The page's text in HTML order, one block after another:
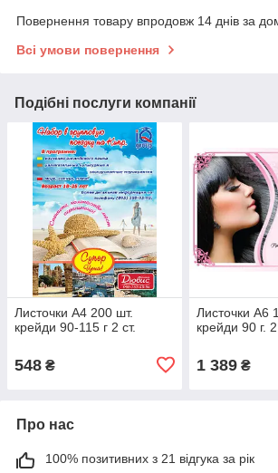
Повернення товару впродовж 14 днів за
Всі умови повернення
Подібні послуги компанії
Листочки А4 200 шт.
крейди 90-115 г 2 ст.
548 ₴
Листочки А6
крейди 90 г. 2
1 389₴
Про нас
100% позитивних з 21 відгука за рік